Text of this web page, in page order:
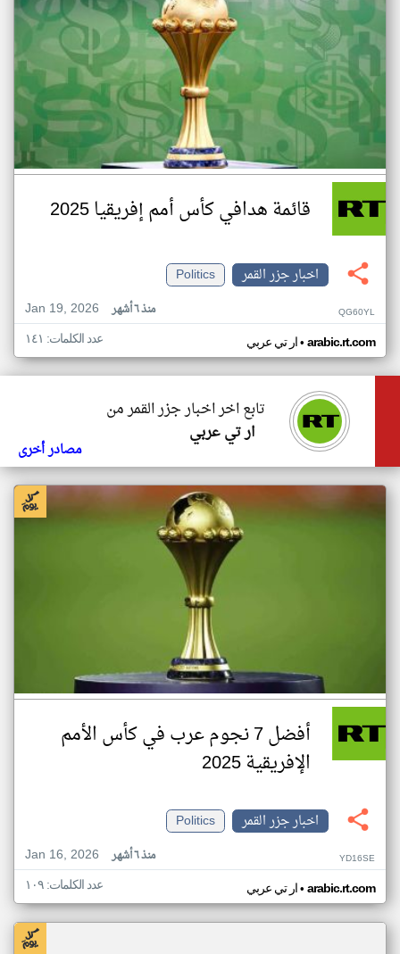
قائمة هدافي كأس أمم إفريقيا 2025
اخبار جزر القمر
Politics
Jan 19, 2026
منذ ٦ أشهر QG60YL
ار تي عربي• arabic.rt.com عدد الكلمات: ١٤١
تابع اخر اخبار جزر القمر من
ار تي عربي
مصادر أخرى
أفضل 7 نجوم عرب في كأس الأمم
الإفريقية 2025
اخبار جزر القمر
Politics
Jan 16, 2026
منذ ٦ أشهر YD16SE
ار تي عربي• arabic.rt.com عدد الكلمات: ١٠٩